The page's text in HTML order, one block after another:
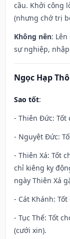
cầu. Khởi công
(nhưng chớ trị
Không nên:
sự nghiệp,
Ngọc Hạp
Sao tốt:
- Thiên Đức: Tốt
- Nguyệt Đức:
- Thiên Xá: Tốt
chỉ kiêng kỵ
ngày Thiên Xá
- Cát Khánh:
- Tục Thế: Tốt
(cưới xin).